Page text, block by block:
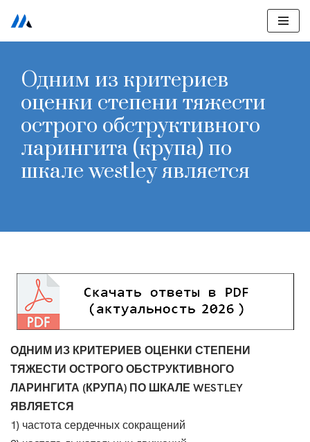
Перейти
содержимому
Одним из критериев
оценки степени тяжести
острого обструктивного
ларингита (крупа) по
шкале westley является
ОДНИМ ИЗ КРИТЕРИЕВ ОЦЕНКИ СТЕПЕНИ
ТЯЖЕСТИ ОСТРОГО ОБСТРУКТИВНОГО
ЛАРИНГИТА (КРУПА) ПО ШКАЛЕ WESTLEY
ЯВЛЯЕТСЯ
1) частота сердечных сокращений